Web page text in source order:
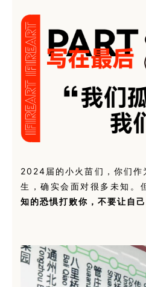
2024届的小火苗们，你们作
生，确实会面对很多未知。
知的恐惧打败你，不要让自